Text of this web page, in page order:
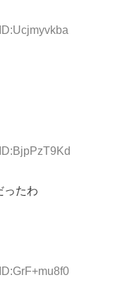
ったわ